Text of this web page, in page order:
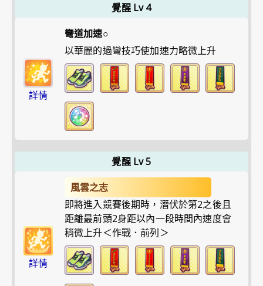
覺醒 Lv 4
詳情
彎道加速○
以華麗的過彎技巧使加速力略微上升
覺醒 Lv 5
詳情
風雲之志
即將進入競賽後期時，潛伏於第2之後且
距離最前頭2身距以內一段時間內速度會
稍微上升＜作戰．前列＞